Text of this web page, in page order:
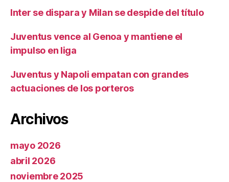
Inter se dispara y Milan se despide del título
Juventus vence al Genoa y mantiene el
impulso en liga
Juventus y Napoli empatan con grandes
actuaciones de los porteros
Archivos
mayo 2026
abril 2026
noviembre 2025